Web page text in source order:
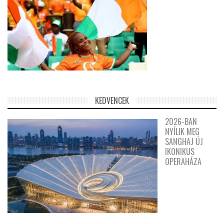
KEDVENCEK
2026-BAN
NYÍLIK MEG
SANGHAJ ÚJ
IKONIKUS
OPERAHÁZA